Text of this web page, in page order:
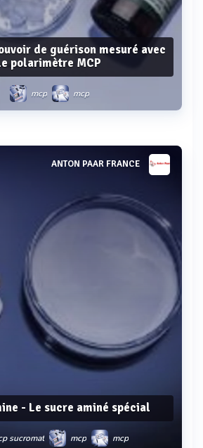
de guérison mesuré avec
polarimètre MCP
mcp mcp
Voir plusANTON PAAR FRANCE
- Le sucre aminé spécial
sucromat mcp mcp